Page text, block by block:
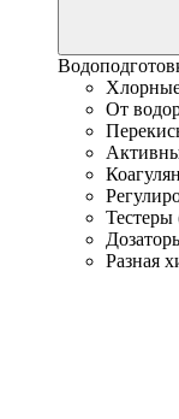
От
Тестеры
Разная